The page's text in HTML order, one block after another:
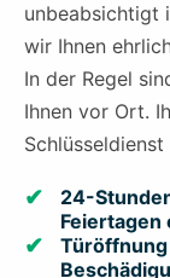
unbeabsichtigt
wir Ihnen
In der Regel
Ihnen vor Ort.
24-
Feiertagen
Türöffnung